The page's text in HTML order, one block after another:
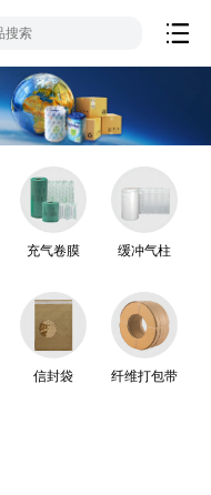
充气卷膜 缓冲气柱
信封袋 纤维打包带